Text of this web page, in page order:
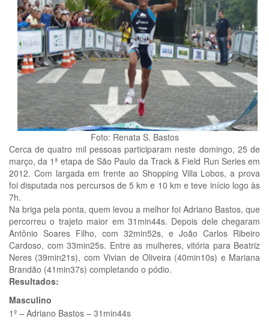
Foto: Renata S. Bastos
Cerca de quatro mil pessoas participaram neste domingo, 25 de
março, da 1ª etapa de São Paulo da Track & Field Run Series em
2012. Com largada em frente ao Shopping Villa Lobos, a prova
foi disputada nos percursos de 5 km e 10 km e teve início logo às
7h.
Na briga pela ponta, quem levou a melhor foi Adriano Bastos, que
percorreu o trajeto maior em 31min44s. Depois dele chegaram
Antônio Soares Filho, com 32min52s, e João Carlos Ribeiro
Cardoso, com 33min25s. Entre as mulheres, vitória para Beatriz
Neres (39min21s), com Vivian de Oliveira (40min10s) e Mariana
Brandão (41min37s) completando o pódio.
Resultados:
Masculino
1º – Adriano Bastos – 31min44s